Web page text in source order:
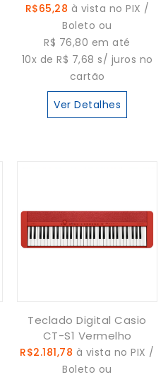
R$65,28 à vista no PIX /
Boleto ou
R$ 76,80 em até
10x de R$ 7,68 s/ juros no
cartão
Ver Detalhes
Teclado Digital Casio
CT-S1 Vermelho
R$2.181,78 à vista no PIX /
Boleto ou